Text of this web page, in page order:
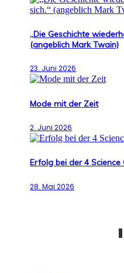
„Die Geschichte
(angeblich Mark Twain)
23. Juni 2026
Mode mit der Zeit
2. Juni 2026
Erfolg bei der 4 Science
28. Mai 2026